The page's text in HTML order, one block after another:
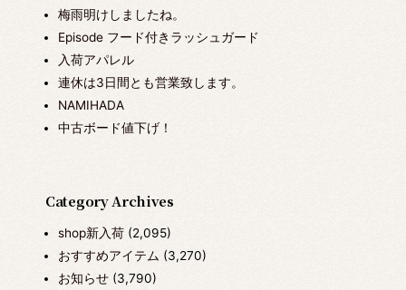
梅雨明けしましたね。
Episode フード付きラッシュガード
入荷アパレル
連休は3日間とも営業致します。
NAMIHADA
中古ボード値下げ！
Category Archives
shop新入荷(2,095)
おすすめアイテム (3,270)
お知らせ(3,790)